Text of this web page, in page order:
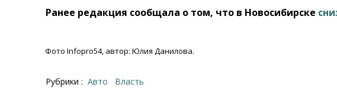
Ранее редакция сообщала о том, что в Новосибирске
Фото Infopro54, автор: Юлия Данилова.
Рубрики : Авто Власть